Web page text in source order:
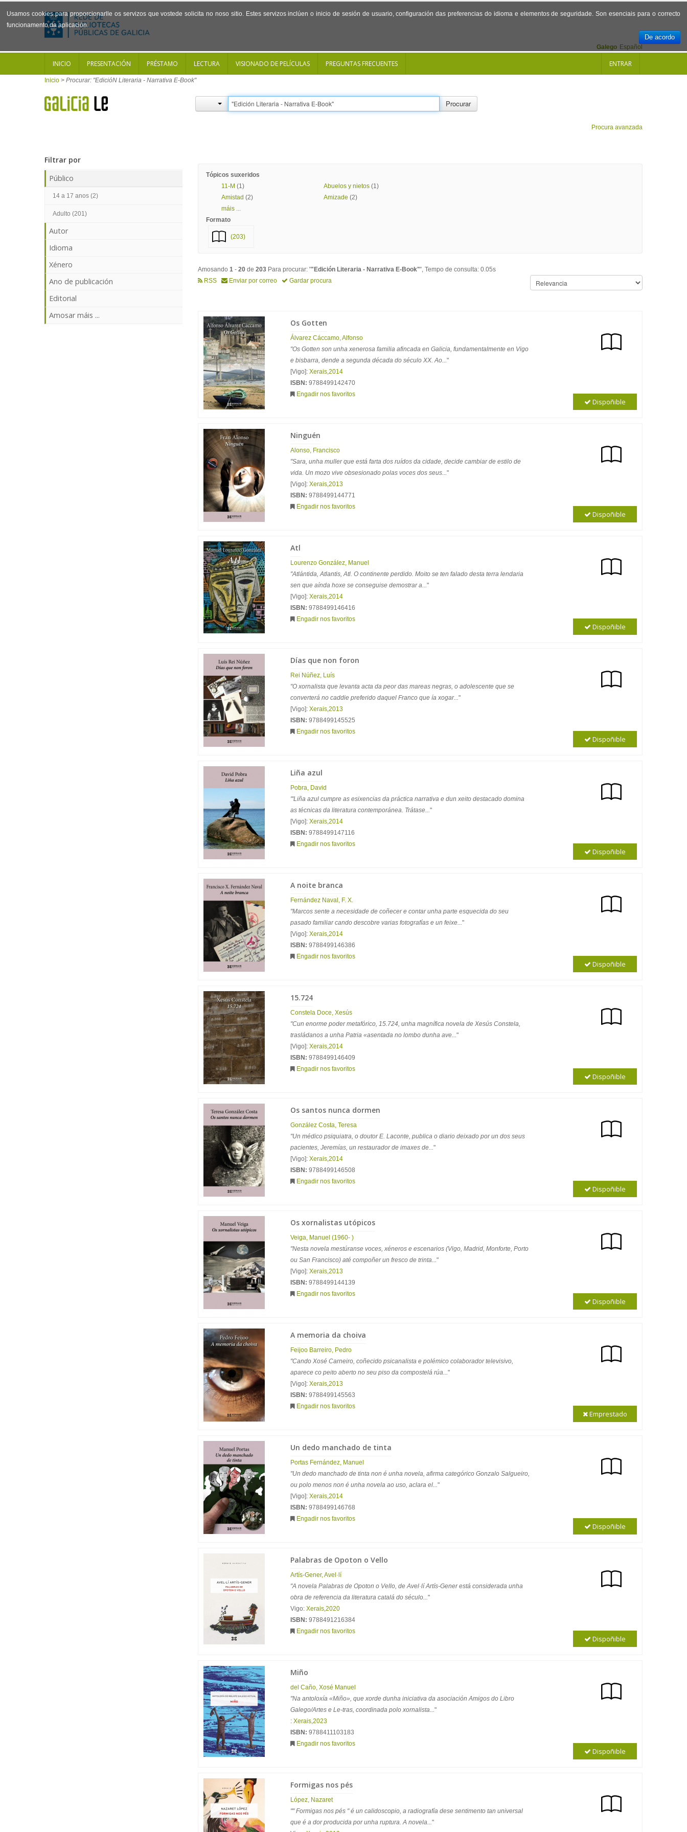
Usamos cookies para proporcionarlle os servizos que vostede solicita no noso sitio. Estes servizos inclúen o inicio de sesión de usuario, configuración das preferencias do idioma e elementos de seguridade. Son esenciais para o correcto
funcionamento da aplicación.
De acordo
Español
Galego
INICIO PRESENTACIÓN PRÉSTAMO LECTURA VISIONADO DE PELÍCULAS PREGUNTAS FRECUENTES ENTRAR
Inicio > Procurar: "EdicióN Literaria - Narrativa E-Book"
Procurar
Procura avanzada
Filtrar por
Público
14 a 17 anos (2)
Adulto (201)
Autor
Idioma
Xénero
Ano de publicación
Editorial
Amosar máis ...
Tópicos suxeridos
11-M (1) Abuelos y nietos (1)
Amistad (2) Amizade (2)
máis ...
Formato
(203)
Amosando 1 - 20 de 203 Para procurar: '"Edición Literaria - Narrativa E-Book"', Tempo de consulta: 0.05s
RSS
Enviar por correo Gardar procura
Os Gotten
Álvarez Cáccamo, Alfonso
"Os Gotten son unha xenerosa familia afincada en Galicia, fundamentalmente en Vigo
e bisbarra, dende a segunda década do século XX. Ao..."
[Vigo]: Xerais,2014
ISBN: 9788499142470
Engadir nos favoritos
Dispoñible
Ninguén
Alonso, Francisco
"Sara, unha muller que está farta dos ruídos da cidade, decide cambiar de estilo de
vida. Un mozo vive obsesionado polas voces dos seus..."
[Vigo]: Xerais,2013
ISBN: 9788499144771
Engadir nos favoritos
Dispoñible
Atl
Lourenzo González, Manuel
"Atlántida, Atlantis, Atl. O continente perdido. Moito se ten falado desta terra lendaria
sen que aínda hoxe se conseguise demostrar a..."
[Vigo]: Xerais,2014
ISBN: 9788499146416
Engadir nos favoritos
Dispoñible
Días que non foron
Rei Núñez, Luís
"O xornalista que levanta acta da peor das mareas negras, o adolescente que se
converterá no caddie preferido daquel Franco que ía xogar..."
[Vigo]: Xerais,2013
ISBN: 9788499145525
Engadir nos favoritos
Dispoñible
Liña azul
Pobra, David
"'Liña azul cumpre as esixencias da práctica narrativa e dun xeito destacado domina
as técnicas da literatura contemporánea. Trátase..."
[Vigo]: Xerais,2014
ISBN: 9788499147116
Engadir nos favoritos
Dispoñible
A noite branca
Fernández Naval, F. X.
"Marcos sente a necesidade de coñecer e contar unha parte esquecida do seu
pasado familiar cando descobre varias fotografías e un feixe..."
[Vigo]: Xerais,2014
ISBN: 9788499146386
Engadir nos favoritos
Dispoñible
15.724
Constela Doce, Xesús
"Cun enorme poder metafórico, 15.724, unha magnífica novela de Xesús Constela,
trasládanos a unha Patria «asentada no lombo dunha ave..."
[Vigo]: Xerais,2014
ISBN: 9788499146409
Engadir nos favoritos
Dispoñible
Os santos nunca dormen
González Costa, Teresa
"Un médico psiquiatra, o doutor E. Laconte, publica o diario deixado por un dos seus
pacientes, Jeremías, un restaurador de imaxes de..."
[Vigo]: Xerais,2014
ISBN: 9788499146508
Engadir nos favoritos
Dispoñible
Os xornalistas utópicos
Veiga, Manuel (1960- )
"Nesta novela mestúranse voces, xéneros e escenarios (Vigo, Madrid, Monforte, Porto
ou San Francisco) até compoñer un fresco de trinta..."
[Vigo]: Xerais,2013
ISBN: 9788499144139
Engadir nos favoritos
Dispoñible
A memoria da choiva
Feijoo Barreiro, Pedro
"Cando Xosé Carneiro, coñecido psicanalista e polémico colaborador televisivo,
aparece co peito aberto no seu piso da compostelá rúa..."
[Vigo]: Xerais,2013
ISBN: 9788499145563
Engadir nos favoritos
Emprestado
Un dedo manchado de tinta
Portas Fernández, Manuel
"Un dedo manchado de tinta non é unha novela, afirma categórico Gonzalo Salgueiro,
ou polo menos non é unha novela ao uso, aclara el..."
[Vigo]: Xerais,2014
ISBN: 9788499146768
Engadir nos favoritos
Dispoñible
Palabras de Opoton o Vello
Artís-Gener, Avel·lí
"A novela Palabras de Opoton o Vello, de Avel·lí Artís-Gener está considerada unha
obra de referencia da literatura catalá do século..."
Vigo: Xerais,2020
ISBN: 9788491216384
Engadir nos favoritos
Dispoñible
Miño
del Caño, Xosé Manuel
"Na antoloxía «Miño», que xorde dunha iniciativa da asociación Amigos do Libro
Galego/Artes e Le-tras, coordinada polo xornalista..."
: Xerais,2023
ISBN: 9788411103183
Engadir nos favoritos
Dispoñible
Formigas nos pés
López, Nazaret
"" Formigas nos pés " é un calidoscopio, a radiografía dese sentimento tan universal
que é a dor producida por unha ruptura. A novela..."